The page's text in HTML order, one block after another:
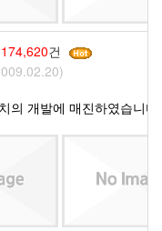
174,620건
개발에 매진하였습니다.